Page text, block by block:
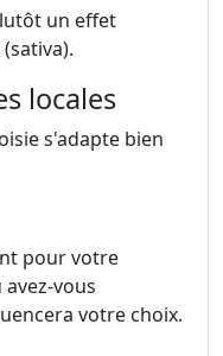
un effet
locales
s'adapte bien
pour votre
vous
votre choix.